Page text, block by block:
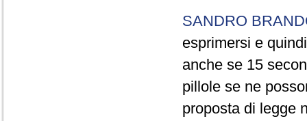
SANDRO
esprimersi e
anche se 15
pillole se ne
proposta di legge